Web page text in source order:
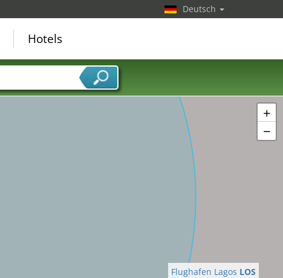
+
−
Flughafen Lagos LOS
Deutsch
Hotels